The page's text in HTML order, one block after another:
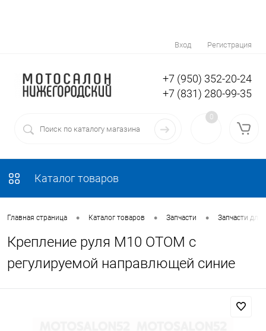
Вход Регистрация
+7 (950) 352-20-24
+7 (831) 280-99-35
0
Каталог товаров
Главная страница • Каталог товаров • Запчасти • Запчасти для
Крепление руля M10 OTOM с
регулируемой направлющей синие